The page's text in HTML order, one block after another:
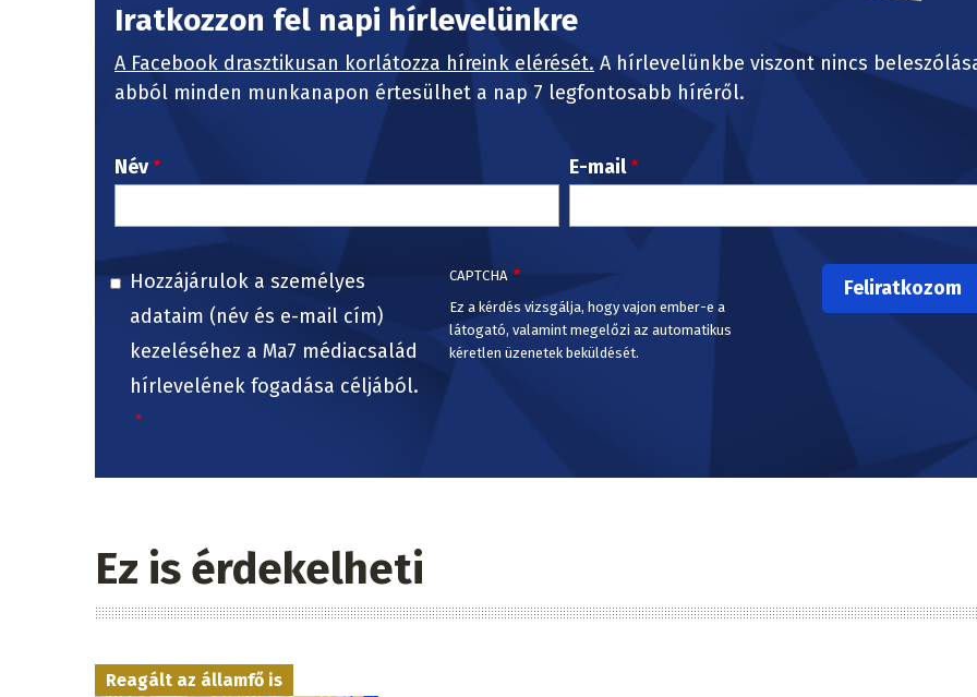
Iratkozzon fel napi hírlevelünkre
A Facebook drasztikusan korlátozza híreink elérését. A hírlevelünkbe viszont nincs
abból minden munkanapon értesülhet a nap 7 legfontosabb híréről.
Név E-mail
Hozzájárulok a személyes
adataim (név és e-mail cím)
kezeléséhez a Ma7 médiacsalád
hírlevelének fogadása céljából.
CAPTCHA
Ez a kérdés vizsgálja, hogy vajon ember-e a
látogató, valamint megelőzi az automatikus
kéretlen üzenetek beküldését.
Ez is érdekelheti
Reagált az államfő is